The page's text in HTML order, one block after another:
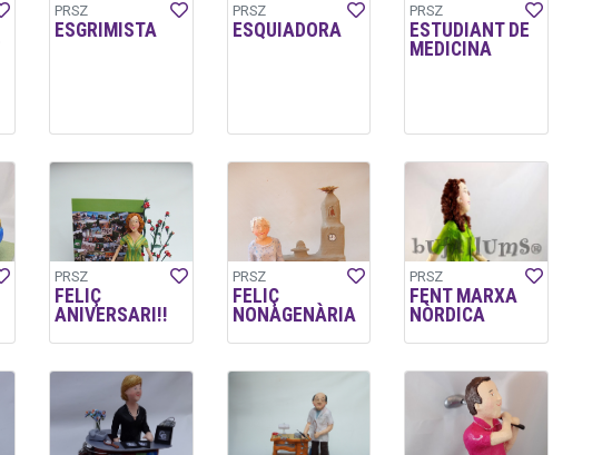
PRSZ
ESGRIMISTA
PRSZ
ESQUIADORA
PRSZ
ESTUDIANT DE
MEDICINA
PRSZ
FELIÇ
ANIVERSARI!!
PRSZ
FELIÇ
NONAGENÀRIA
PRSZ
FENT MARXA
NÒRDICA